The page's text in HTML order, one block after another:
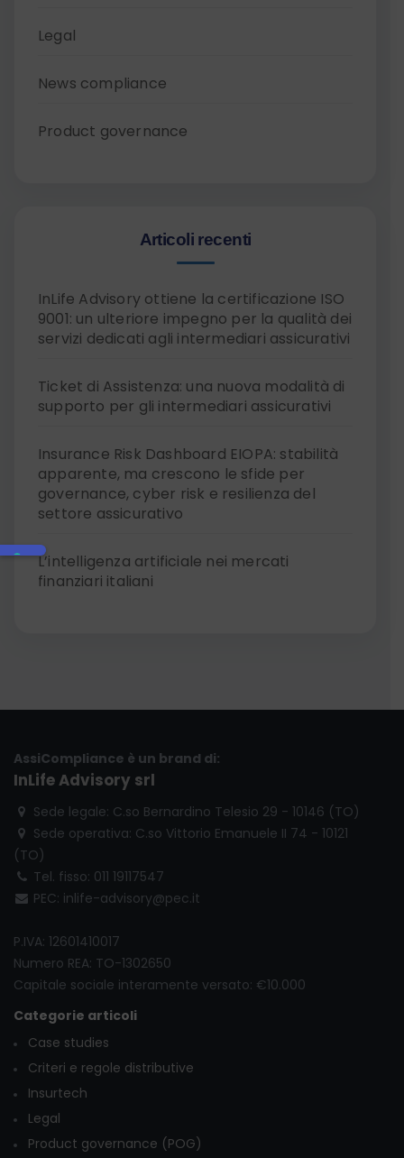
Legal
News compliance
Product governance
Articoli recenti
InLife Advisory ottiene la certificazione ISO
9001: un ulteriore impegno per la qualità dei
servizi dedicati agli intermediari assicurativi
Ticket di Assistenza: una nuova modalità di
supporto per gli intermediari assicurativi
Insurance Risk Dashboard EIOPA: stabilità
apparente, ma crescono le sfide per
governance, cyber risk e resilienza del
settore assicurativo
L’intelligenza artificiale nei mercati
finanziari italiani
AssiCompliance è un brand di:
InLife Advisory srl
Sede legale: C.so Bernardino Telesio 29 - 10146 (TO)
Sede operativa: C.so Vittorio Emanuele II 74 - 10121
(TO)
Tel. fisso: 011 19117547
PEC: inlife-advisory@pec.it
P.IVA: 12601410017
Numero REA: TO-1302650
Capitale sociale interamente versato: €10.000
Categorie articoli
Case studies
Criteri e regole distributive
Insurtech
Legal
Product governance (POG)